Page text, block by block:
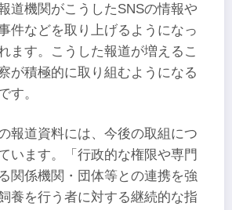
道機関がこうしたSNSの情報や
件などを取り上げるようになっ
ます。こうした報道が増えるこ
が積極的に取り組むようになる
す。
報道資料には、今後の取組につ
います。「行政的な権限や専門
関係機関・団体等との連携を強
養を行う者に対する継続的な指